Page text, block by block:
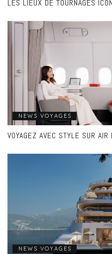
LES LIEUX DE TOURNAGES
NEWS VOYAGES
VOYAGEZ AVEC STYLE SUR AIR
NEWS VOYAGES